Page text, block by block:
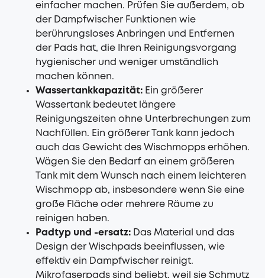
einfacher machen. Prüfen Sie außerdem, ob
der Dampfwischer Funktionen wie
berührungsloses Anbringen und Entfernen
der Pads hat, die Ihren Reinigungsvorgang
hygienischer und weniger umständlich
machen können.
Wassertankkapazität: Ein größerer
Wassertank bedeutet längere
Reinigungszeiten ohne Unterbrechungen zum
Nachfüllen. Ein größerer Tank kann jedoch
auch das Gewicht des Wischmopps erhöhen.
Wägen Sie den Bedarf an einem größeren
Tank mit dem Wunsch nach einem leichteren
Wischmopp ab, insbesondere wenn Sie eine
große Fläche oder mehrere Räume zu
reinigen haben.
Padtyp und -ersatz: Das Material und das
Design der Wischpads beeinflussen, wie
effektiv ein Dampfwischer reinigt.
Mikrofaserpads sind beliebt, weil sie Schmutz